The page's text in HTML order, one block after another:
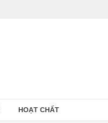
HOẠT CHẤT